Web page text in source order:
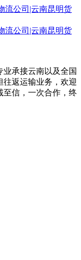
承接云南以及全国
返运输业务，欢迎
至信，一次合作，终